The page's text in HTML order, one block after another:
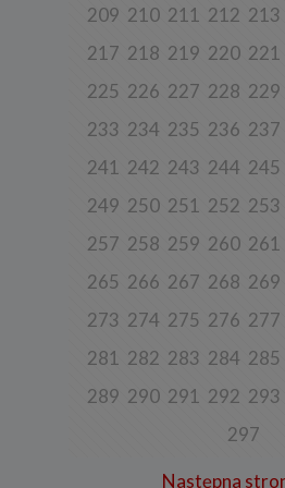
209 210 211 212 213
217 218 219 220 221
225 226 227 228 229
233 234 235 236 237
241 242 243 244 245
249 250 251 252 253
257 258 259 260 261
265 266 267 268 269
273 274 275 276 277
281 282 283 284 285
289 290 291 292 293
297
Następna
korzystania z naszych usług (wraz ze
aktywności użytkownika na stronie).
Spółka przetwarza również dane,
nazwisko, adres e-mail.
4. Cel i podstawa przetwarzania
użytkownik zarejestruje swoje konto
newslettera (podstawa z art. 6 ust. 1 lit.
b) dopasowania treści serwisu do
udoskonalenia usług, będącego
c) ewentualnego ustalenia,
roszczeniami będącego realizacją
w tym interesu (podstawa z art. 6 ust. 1
5. Wymóg podania danych
Podanie danych w celu realizacji usług
świadczenia tych usług. W razie